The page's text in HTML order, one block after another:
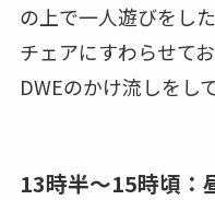
の上で一人遊びをし
チェアにすわらせて
DWEのかけ流しをし
13時半～15時頃：